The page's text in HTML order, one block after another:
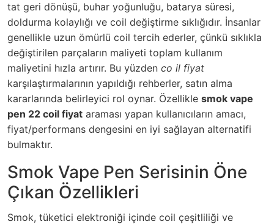
tat geri dönüşü, buhar yoğunluğu, batarya süresi,
doldurma kolaylığı ve coil değiştirme sıklığıdır. İnsanlar
genellikle uzun ömürlü coil tercih ederler, çünkü sıklıkla
değiştirilen parçaların maliyeti toplam kullanım
maliyetini hızla artırır. Bu yüzden co il fiyat
karşılaştırmalarının yapıldığı rehberler, satın alma
kararlarında belirleyici rol oynar. Özellikle smok vape
pen 22 coil fiyat araması yapan kullanıcıların amacı,
fiyat/performans dengesini en iyi sağlayan alternatifi
bulmaktır.
Smok Vape Pen Serisinin Öne
Çıkan Özellikleri
Smok, tüketici elektroniği içinde coil çeşitliliği ve